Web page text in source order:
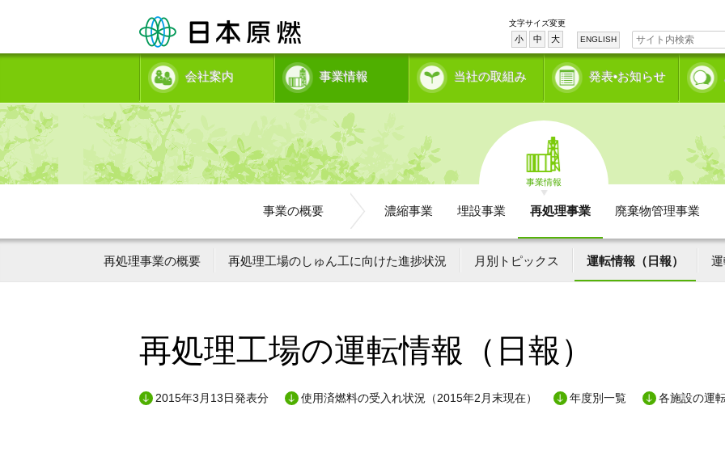
文字サイズ変更
小 中 大 ENGLISH
会社案内 事業情報 当社の取組み 発表•お知らせ
事業情報
事業の概要 濃縮事業 埋設事業 再処理事業 廃棄物管理事業
再処理事業の概要 再処理工場のしゅん工に向けた進捗状況 月別トピックス 運転情報（日報） 運
再処理工場の運転情報（日報）
2015年3月13日発表分 使用済燃料の受入れ状況（2015年2月末現在） 年度別一覧 各施設の運